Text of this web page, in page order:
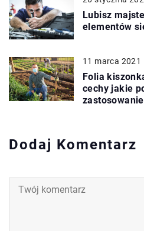
Lubisz
elementów
11 marca 2021
Folia
cechy jakie
zastosowanie
Dodaj Komentarz